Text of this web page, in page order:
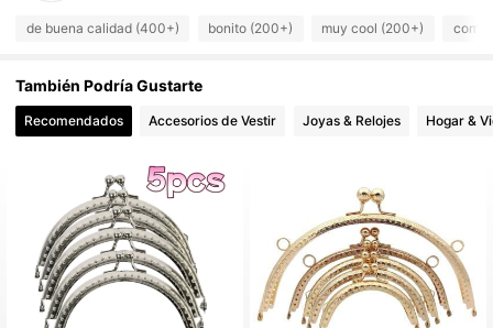
4,93 306 Seguidores
4,93 306 Seguidores
4,93
4,93 306 Seguidores
4,93 306 Seguidores
306 Seguidores
de buena calidad (400+) bonito (200+) muy cool (200+) como
También Podría Gustarte
Recomendados Accesorios de Vestir Joyas & Relojes Hogar &